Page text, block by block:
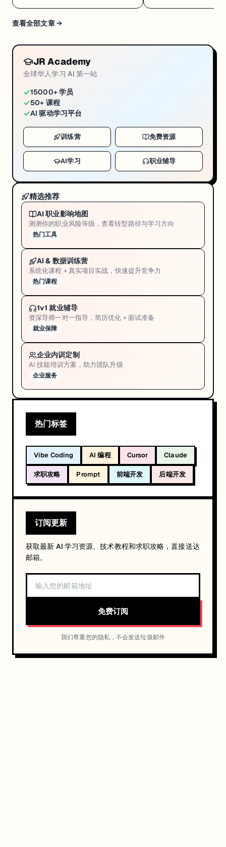
·Google GEAR 免费 AI 课
查看全部文章 →
JR Academy
全球华人学习 AI 第一站
✓15000+ 学员
✓50+ 课程
✓AI 驱动学习平台
训练营 免费资源
AI学习 职业辅导
精选推荐
AI 职业影响地图
测测你的职业风险等级，查看转型路径与学习方向
热门工具
AI & 数据训练营
系统化课程 + 真实项目实战，快速提升竞争力
热门课程
1v1 就业辅导
资深导师一对一指导，简历优化 + 面试准备
就业保障
企业内训定制
AI 技能培训方案，助力团队升级
企业服务
热门标签
Vibe Coding AI 编程 Cursor Claude
求职攻略 Prompt 前端开发 后端开发
订阅更新
获取最新 AI 学习资源、技术教程和求职攻略，直接送达
邮箱。
免费订阅
我们尊重您的隐私，不会发送垃圾邮件